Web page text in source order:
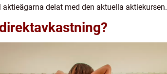
delat med den aktuella aktiekursen.